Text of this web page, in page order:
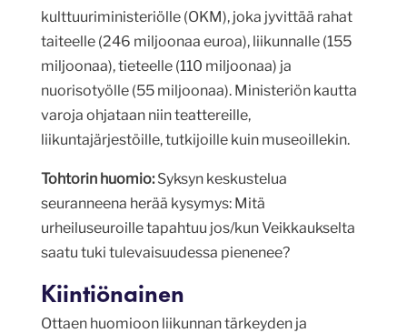
kulttuuriministeriölle (OKM), joka jyvittää rahat
taiteelle (246 miljoonaa euroa), liikunnalle (155
miljoonaa), tieteelle (110 miljoonaa) ja
nuorisotyölle (55 miljoonaa). Ministeriön kautta
varoja ohjataan niin teattereille,
liikuntajärjestöille, tutkijoille kuin museoillekin.
Tohtorin huomio:Syksyn keskustelua
seuranneena herää kysymys: Mitä
urheiluseuroille tapahtuu jos/kun Veikkaukselta
saatu tuki tulevaisuudessa pienenee?
Kiintiönainen
Ottaen huomioon liikunnan tärkeyden ja